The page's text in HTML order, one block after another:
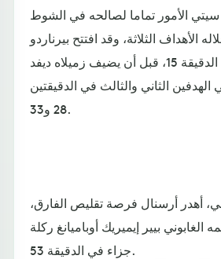
الأمور تماما لصالحه في الشوط
الأهداف الثلاثة، وقد افتتح بيرناردو
سيلفا التسجيل في الدقيقة 15، قبل أن يضيف زميلاه ديفد
الثاني والثالث في الدقيقتين
28 و33.
أهدر أرسنال فرصة تقليص الفارق،
الغابوني بيير إيميريك أوباميانغ ركلة
جزاء في الدقيقة 53.